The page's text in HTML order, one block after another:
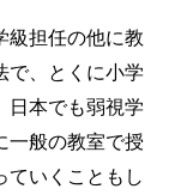
担任の他に教
で、とくに小学
日本でも弱視学
一般の教室で授
ていくこともし